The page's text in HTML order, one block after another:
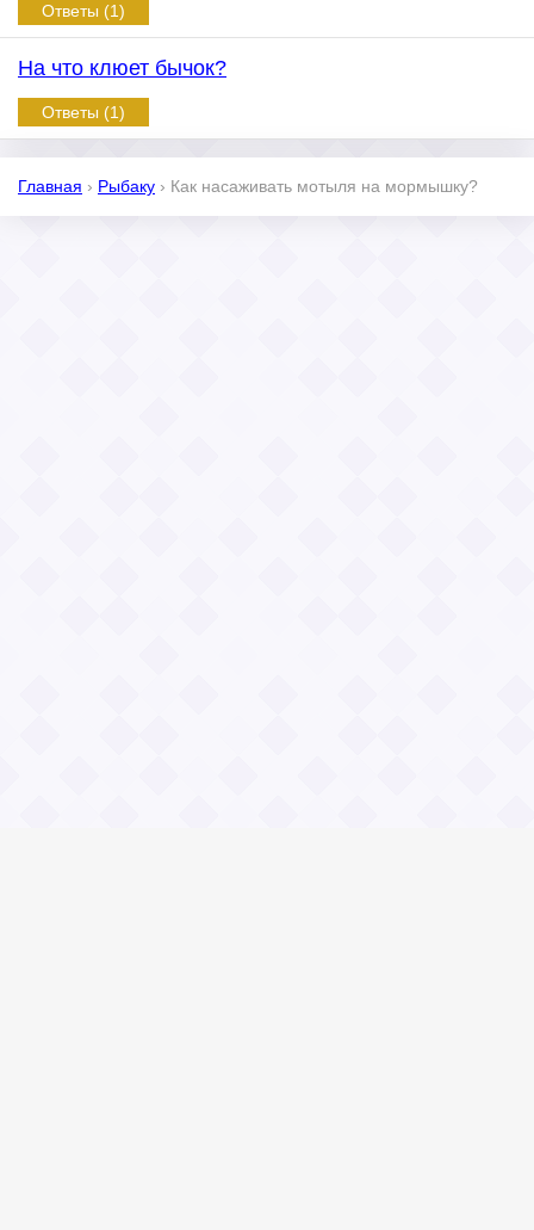
Ответы (1)
На что клюет бычок?
Ответы (1)
Главная › Рыбаку › Как насаживать мотыля на мормышку?